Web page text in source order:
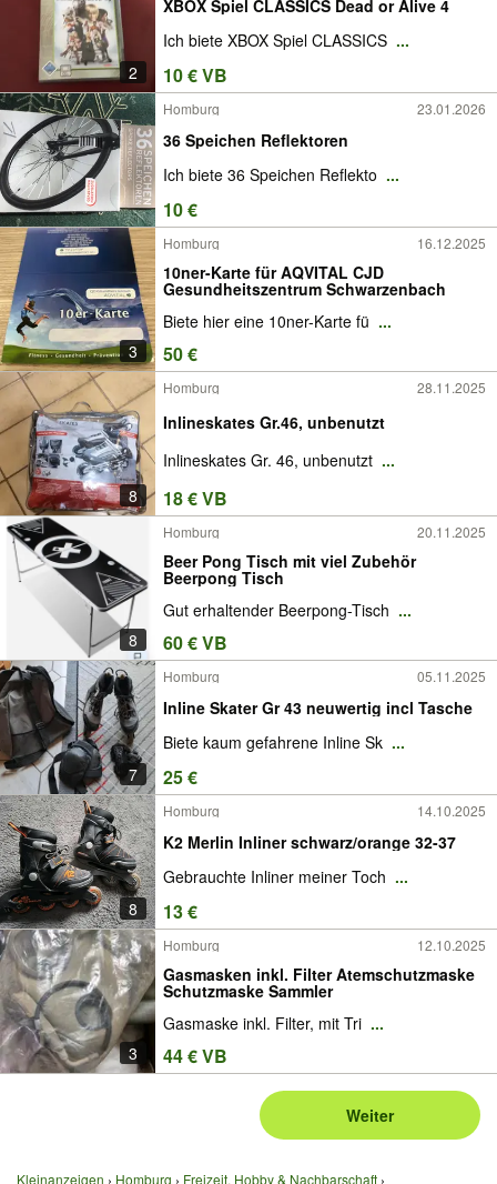
2
XBOX Spiel CLASSICS Dead or Alive 4
Ich biete XBOX Spiel CLASSICS ...
10 € VB
Homburg 23.01.2026
36 Speichen Reflektoren
Ich biete 36 Speichen Reflekto ...
10 €
3
Homburg 16.12.2025
10ner-Karte für AQVITAL CJD
Gesundheitszentrum Schwarzenbach
Biete hier eine 10ner-Karte fü ...
50 €
8
Homburg 28.11.2025
Inlineskates Gr.46, unbenutzt
Inlineskates Gr. 46, unbenutzt ...
18 € VB
8
Homburg 20.11.2025
Beer Pong Tisch mit viel Zubehör
Beerpong Tisch
Gut erhaltender Beerpong-Tisch ...
60 € VB
7
Homburg 05.11.2025
Inline Skater Gr 43 neuwertig incl Tasche
Biete kaum gefahrene Inline Sk ...
25 €
8
Homburg 14.10.2025
K2 Merlin Inliner schwarz/orange 32-37
Gebrauchte Inliner meiner Toch ...
13 €
3
Homburg 12.10.2025
Gasmasken inkl. Filter Atemschutzmaske
Schutzmaske Sammler
Gasmaske inkl. Filter, mit Tri ...
44 € VB
Weiter
Kleinanzeigen Homburg Freizeit, Hobby & Nachbarschaft